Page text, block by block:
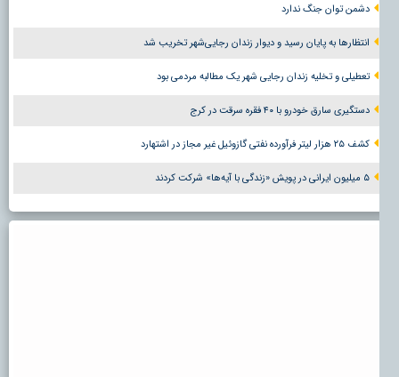
دشمن توان جنگ ندارد
انتظارها به پایان رسید و دیوار زندان رجایی‌شهر تخریب شد
تعطیلی و تخلیه زندان رجایی شهر یک مطالبه مردمی بود
دستگیری سارق خودرو با ۴۰ فقره سرقت در کرج
کشف ۲۵ هزار لیتر فرآورده نفتی گازوئیل غیر مجاز در اشتهارد